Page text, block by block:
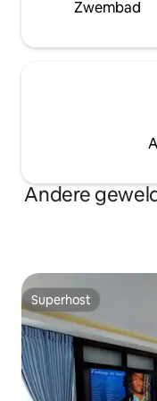
Zwembad
Andere
Superhost
Superhost